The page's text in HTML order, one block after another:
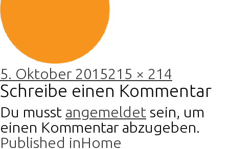
Posted
on
5. Oktober 2015Full
size
215 × 214
Schreibe einen Kommentar
Du musst angemeldet sein, um
einen Kommentar abzugeben.
Published inHome